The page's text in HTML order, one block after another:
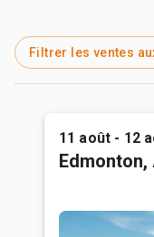
Filtrer les ventes
11 août - 12
Edmonton,